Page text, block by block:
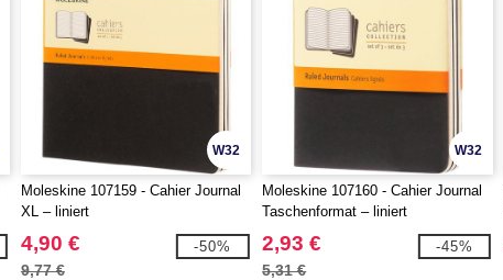
W32
Moleskine 107159 - Cahier Journal
XL – liniert
4,90 €
9,77 €
-50%
W32
Moleskine 107160 - Cahier Journal
Taschenformat – liniert
2,93 €
5,31 €
-45%